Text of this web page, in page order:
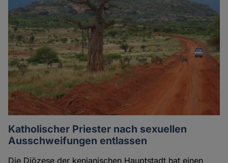
Katholischer Priester nach sexuellen
Ausschweifungen entlassen
Die Diözese der kenianischen Hauptstadt hat einen